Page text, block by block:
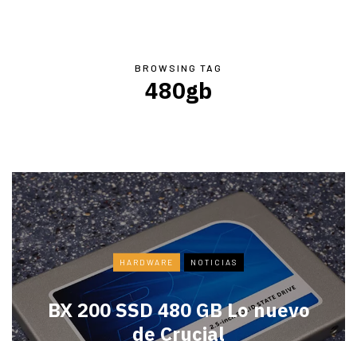
BROWSING TAG
480gb
HARDWARE NOTICIAS
BX 200 SSD 480 GB Lo nuevo
de Crucial